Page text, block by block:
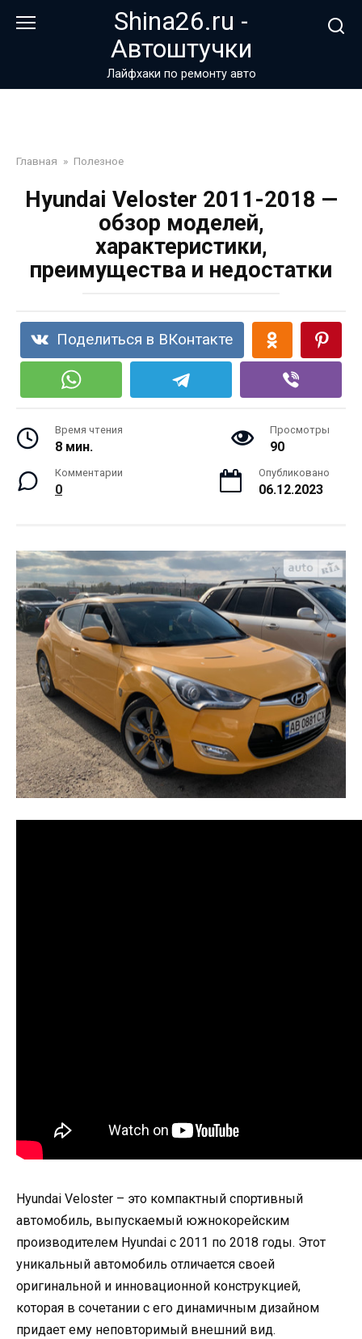
Shina26.ru -
Автоштучки
Лайфхаки по ремонту авто
Главная » Полезное
Hyundai Veloster 2011-2018 —
обзор моделей,
характеристики,
преимущества и недостатки
Поделиться в ВКонтакте
Время чтения
8 мин.
Просмотры
90
Комментарии
0
Опубликовано
06.12.2023
Hyundai Veloster – это компактный спортивный
автомобиль, выпускаемый южнокорейским
производителем Hyundai с 2011 по 2018 годы. Этот
уникальный автомобиль отличается своей
оригинальной и инновационной конструкцией,
которая в сочетании с его динамичным дизайном
придает ему неповторимый внешний вид.